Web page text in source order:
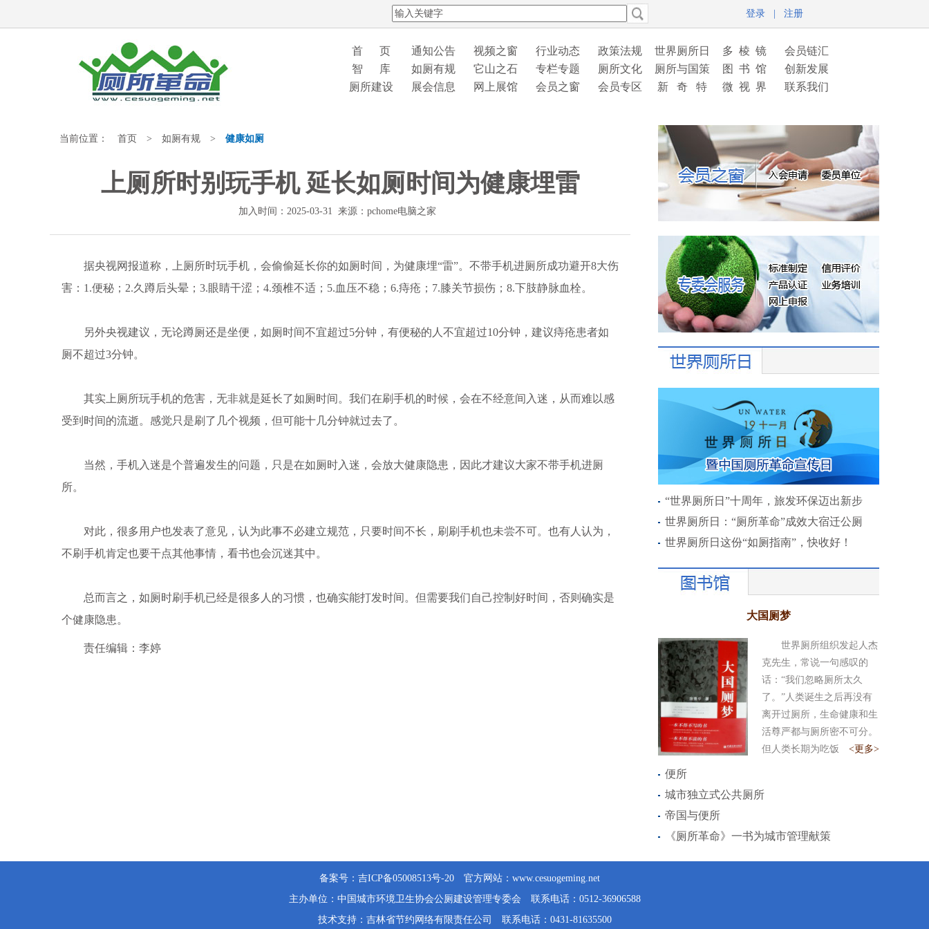
登录 注册
首 页 通知公告 视频之窗 行业动态 政策法规 世界厕所日 多 棱 镜
会员链汇
智 库
如厕有规 它山之石 专栏专题 厕所文化 厕所与国策 图 书 馆
创新发展
厕所建设
展会信息 网上展馆 会员之窗 会员专区 新 奇 特 微 视 界 联系我们
当前位置： 首页 > 如厕有规 > 健康如厕
上厕所时别玩手机 延长如厕时间为健康埋雷
加入时间：2025-03-31 来源：pchome电脑之家
据央视网报道称，上厕所时玩手机，会偷偷延长你的如厕时间，为健康埋“雷”。不带手机进厕所成功避开8大伤
害：1.便秘；2.久蹲后头晕；3.眼睛干涩；4.颈椎不适；5.血压不稳；6.痔疮；7.膝关节损伤；8.下肢静脉血栓。
另外央视建议，无论蹲厕还是坐便，如厕时间不宜超过5分钟，有便秘的人不宜超过10分钟，建议痔疮患者如
厕不超过3分钟。
其实上厕所玩手机的危害，无非就是延长了如厕时间。我们在刷手机的时候，会在不经意间入迷，从而难以感
受到时间的流逝。感觉只是刷了几个视频，但可能十几分钟就过去了。
当然，手机入迷是个普遍发生的问题，只是在如厕时入迷，会放大健康隐患，因此才建议大家不带手机进厕
所。
对此，很多用户也发表了意见，认为此事不必建立规范，只要时间不长，刷刷手机也未尝不可。也有人认为，
不刷手机肯定也要干点其他事情，看书也会沉迷其中。
总而言之，如厕时刷手机已经是很多人的习惯，也确实能打发时间。但需要我们自己控制好时间，否则确实是
个健康隐患。
责任编辑：李婷
“世界厕所日”十周年，旅发环保迈出新步
世界厕所日：“厕所革命”成效大宿迁公厕
世界厕所日这份“如厕指南”，快收好！
大国厕梦
世界厕所组织发起人杰
克先生，常说一句感叹的
话：“我们忽略厕所太久
了。”人类诞生之后再没有
离开过厕所，生命健康和生
活尊严都与厕所密不可分。
但人类长期为吃饭 <更多>
便所
城市独立式公共厕所
帝国与便所
《厕所革命》一书为城市管理献策
备案号： 吉ICP备05008513号-20 官方网站： www.cesuogeming.net
主办单位：中国城市环境卫生协会公厕建设管理专委会 联系电话：0512-36906588
技术支持： 吉林省节约网络有限责任公司 联系电话：0431-81635500